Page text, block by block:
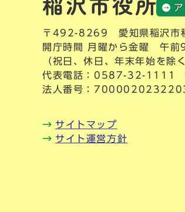
〒492-8269 愛知県稲沢市
開庁時間 月曜から金曜 午前
（祝日、休日、年末年始を除
代表電話： 0587-32-1111
法人番号：
サイトマップ
サイト運営方針